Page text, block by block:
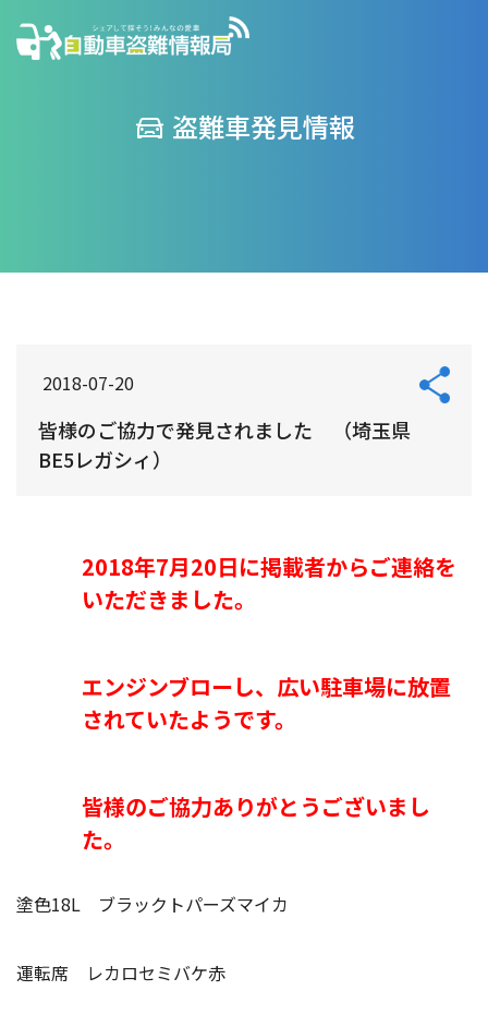
盗難車発見情報
2018-07-20
皆様のご協力で発見されました （埼玉県
BE5レガシィ）
2018年7月20日に掲載者からご連絡を
いただきました。
エンジンブローし、広い駐車場に放置
されていたようです。
皆様のご協力ありがとうございまし
た。
塗色18L ブラックトパーズマイカ
運転席 レカロセミバケ赤